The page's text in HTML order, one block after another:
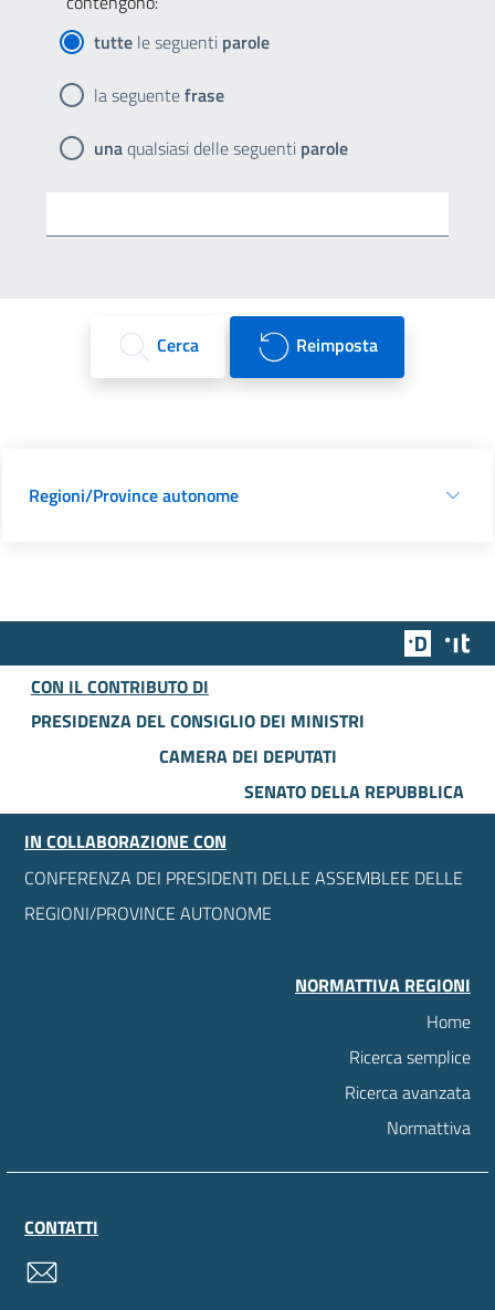
tutte le seguenti parole
la seguentefrase
unaqualsiasi delle seguenti parole
Cerca Reimposta
Regioni/Province autonome
Team
CON IL CONTRIBUTO DI
PRESIDENZA DEL CONSIGLIO DEI MINISTRI
CAMERA DEI DEPUTATI
SENATO DELLA REPUBBLICA
IN COLLABORAZIONE CON
CONFERENZA DEI PRESIDENTI DELLE ASSEMBLEE DELLE
REGIONI/PROVINCE AUTONOME
NORMATTIVA REGIONI
Home
Ricerca semplice
Ricerca avanzata
Normattiva
CONTATTI